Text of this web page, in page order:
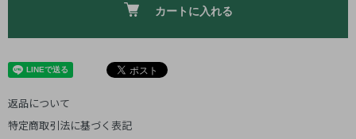
カートに入れる
返品について
特定商取引法に基づく表記